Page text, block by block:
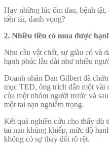
Hay những lúc ốm đau, bệnh tật,
tiền tài, danh vọng?
2. Nhiều tiền có mua được
Nhu cầu vật chất, sự giàu có và
hạnh phúc lâu dài như nhiều
Doanh nhân Dan Gilbert đã
mục TED, ông trích dẫn một vài
của một nhóm người trước và
một tai nạn nghiêm trọng.
Kết quả nghiên cứu cho thấy dù
tai nạn khủng khiếp, mức độ
không có sự thay đổi rõ rệt.